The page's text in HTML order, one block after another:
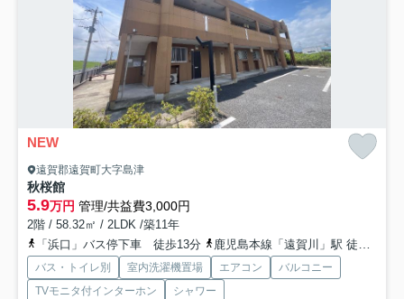
NEW
遠賀郡遠賀町大字島津
秋桜館
5.9万円 管理/共益費3,000円
2階 / 58.32㎡ / 2LDK /築11年
「浜口」バス停下車 徒歩13分
鹿児島本線「遠賀川」駅 徒歩45分
バス・トイレ別 室内洗濯機置場 エアコン
バルコニー
TVモニタ付インターホン
シャワー